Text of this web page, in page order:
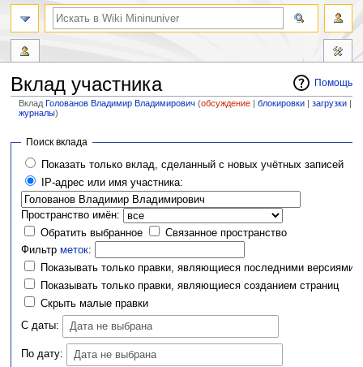
Помощь
Вклад участника
Вклад Голованов Владимир Владимирович (обсуждение |блокировки |загрузки
журналы)
Перейти
навигации
Перейти
поиску
Поиск вклада
Показать только вклад, сделанный с новых учётных записей
IP-адрес или имя участника:
Пространство имён:
Обратить выбранное
Связанное пространство
Фильтрметок:
Показывать только правки, являющиеся последними версиями
Показывать только правки, являющиеся созданием страниц
Скрыть малые правки
С даты:
Дата не выбрана
По дату: Дата не выбрана